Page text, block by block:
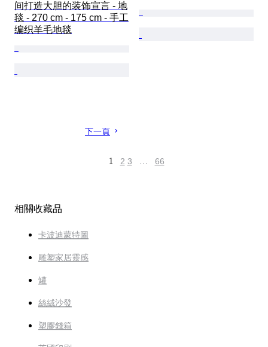
间打造大胆的装饰宣言 - 地
毯 - 270 cm - 175 cm - 手工
编织羊毛地毯
下一頁
1 2 3 … 66
相關收藏品
卡波迪蒙特圖
雕塑家居靈感
罐
絲絨沙發
塑膠錢箱